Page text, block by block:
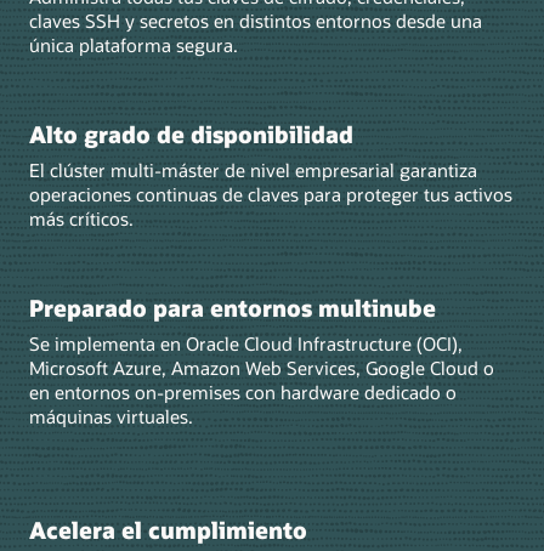
claves SSH y secretos en distintos entornos desde una
única plataforma segura.
Alto grado de disponibilidad
El clúster multi-máster de nivel empresarial garantiza
operaciones continuas de claves para proteger tus activos
más críticos.
Preparado para entornos multinube
Se implementa en Oracle Cloud Infrastructure (OCI),
Microsoft Azure, Amazon Web Services, Google Cloud o
en entornos on-premises con hardware dedicado o
máquinas virtuales.
Acelera el cumplimiento